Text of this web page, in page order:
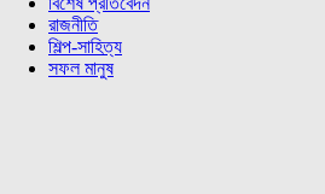
রাজনীতি
শিল্প-সাহিত্য
সফল মানুষ